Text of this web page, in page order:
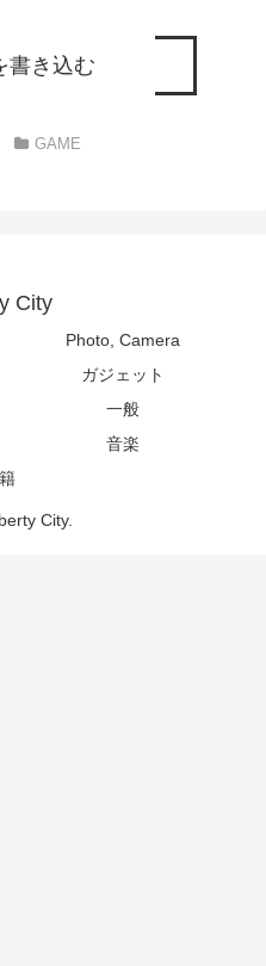
書き込む
GAME
City
Photo, Camera
ガジェット
一般
音楽
City.